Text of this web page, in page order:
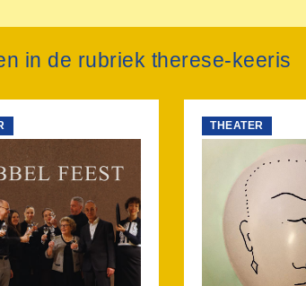
in de rubriek therese-keeris
THEATER